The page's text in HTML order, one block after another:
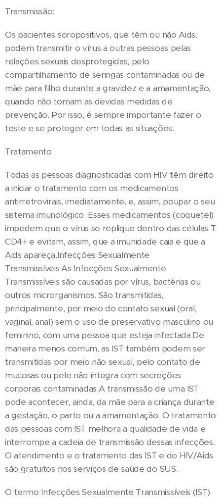
Transmissão:
Os pacientes soropositivos, que têm ou não Aids,
podem transmitir o vírus a outras pessoas pelas
relações sexuais desprotegidas, pelo
compartilhamento de seringas contaminadas ou de
mãe para filho durante a gravidez e a amamentação,
quando não tomam as devidas medidas de
prevenção. Por isso, é sempre importante fazer o
teste e se proteger em todas as situações.
Tratamento:
Todas as pessoas diagnosticadas com HIV têm direito
a iniciar o tratamento com os medicamentos
antirretrovirais, imediatamente, e, assim, poupar o seu
sistema imunológico. Esses medicamentos (coquetel)
impedem que o vírus se replique dentro das células T
CD4+ e evitam, assim, que a imunidade caia e que a
Aids apareça.Infecções Sexualmente
Transmissíveis:As Infecções Sexualmente
Transmissíveis são causadas por vírus, bactérias ou
outros microrganismos. São transmitidas,
principalmente, por meio do contato sexual (oral,
vaginal, anal) sem o uso de preservativo masculino ou
feminino, com uma pessoa que esteja infectada.De
maneira menos comum, as IST também podem ser
transmitidas por meio não sexual, pelo contato de
mucosas ou pele não íntegra com secreções
corporais contaminadas.A transmissão de uma IST
pode acontecer, ainda, da mãe para a criança durante
a gestação, o parto ou a amamentação. O tratamento
das pessoas com IST melhora a qualidade de vida e
interrompe a cadeia de transmissão dessas infecções.
O atendimento e o tratamento das IST e do HIV/Aids
são gratuitos nos serviços de saúde do SUS.
O termo Infecções Sexualmente Transmissíveis (IST)